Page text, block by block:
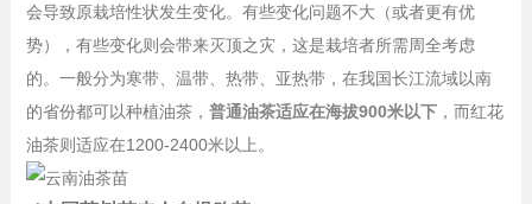
会导致原栽培性状发生变化。有些变化问题不大（或者更有优
势），有些变化则会带来灭顶之灾，这是栽培者所需周全考虑
的。一般分为寒带、温带、热带、亚热带，在我国长江流域以南
的省份都可以种植油茶， 普通油茶适应在海拔900米以下，而红花
油茶则适应在1200-2400米以上。